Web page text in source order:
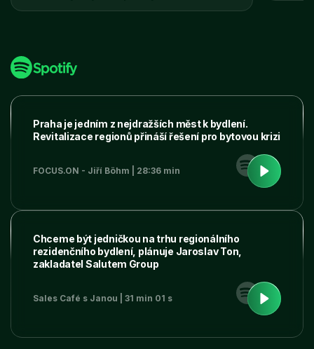
Praha je jedním z nejdražších měst k bydlení.
Revitalizace regionů přináší řešení pro bytovou krizi
FOCUS.ON - Jiří Böhm | 28:36 min
Chceme být jedničkou na trhu regionálního
rezidenčního bydlení, plánuje Jaroslav Ton,
zakladatel Salutem Group
Sales Café s Janou | 31 min 01 s